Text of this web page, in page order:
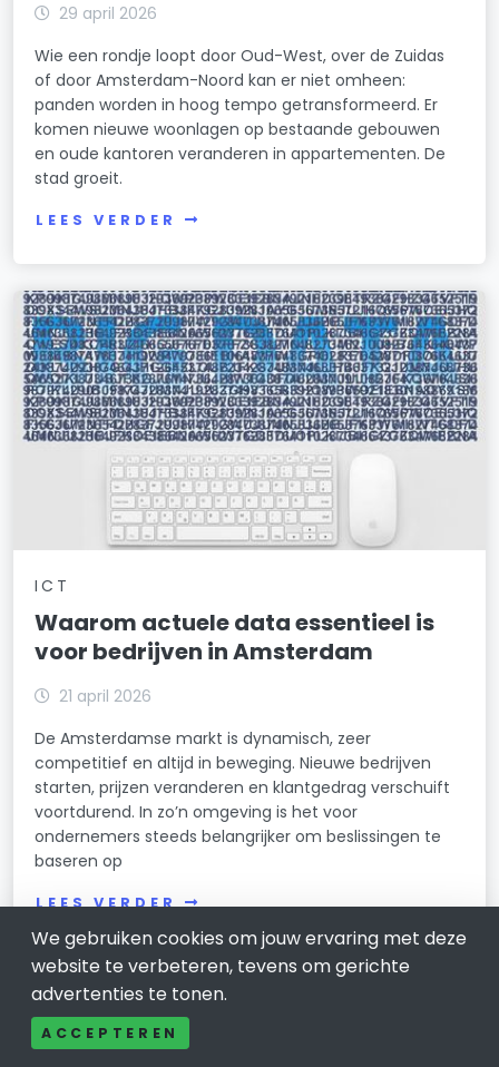
29 april 2026
Wie een rondje loopt door Oud-West, over de Zuidas
of door Amsterdam-Noord kan er niet omheen:
panden worden in hoog tempo getransformeerd. Er
komen nieuwe woonlagen op bestaande gebouwen
en oude kantoren veranderen in appartementen. De
stad groeit.
LEES VERDER
ICT
Waarom actuele data essentieel is
voor bedrijven in Amsterdam
21 april 2026
De Amsterdamse markt is dynamisch, zeer
competitief en altijd in beweging. Nieuwe bedrijven
starten, prijzen veranderen en klantgedrag verschuift
voortdurend. In zo’n omgeving is het voor
ondernemers steeds belangrijker om beslissingen te
baseren op
LEES VERDER
We gebruiken cookies om jouw ervaring met deze
website te verbeteren, tevens om gerichte
advertenties te tonen.
ACCEPTEREN